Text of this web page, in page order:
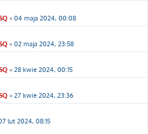
« 04 maja 2024, 00:08
« 02 maja 2024, 23:58
« 28 kwie 2024, 00:15
« 27 kwie 2024, 23:36
lut 2024, 08:15